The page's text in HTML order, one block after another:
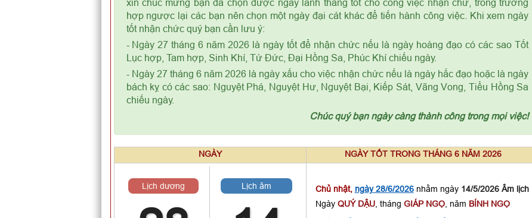
xin chúc mừng bạn đã chọn được ngày lành tháng tốt cho công việc nhận chứ, trong trường
hợp ngược lại các bạn nên chọn một ngày đại cát khác để tiến hành công việc. Khi xem ngày
tốt nhận chức quý bạn cần lưu ý:
- Ngày 27 tháng 6 năm 2026 là ngày tốt để nhận chức nếu là ngày hoàng đạo có các sao Tốt
Lục hợp, Tam hợp, Sinh Khí, Tứ Đức, Đại Hồng Sa, Phúc Khí chiếu ngày.
- Ngày 27 tháng 6 năm 2026 là ngày xấu cho việc nhận chức nếu là ngày hắc đạo hoặc là ngày
bách kỵ có các sao: Nguyệt Phá, Nguyệt Hư, Nguyệt Bại, Kiếp Sát, Vãng Vong, Tiểu Hồng Sa
chiếu ngày.
Chúc quý bạn ngày càng thành công trong mọi việc!
NGÀY NGÀY TỐT TRONG THÁNG 6 NĂM 2026
Lịch dương Lịch âm Chủ nhật, ngày 28/6/2026nhằm ngày 14/5/2026 Âm lịch
Ngày QUÝ DẬU, tháng GIÁP NGỌ, năm BÍNH NGỌ